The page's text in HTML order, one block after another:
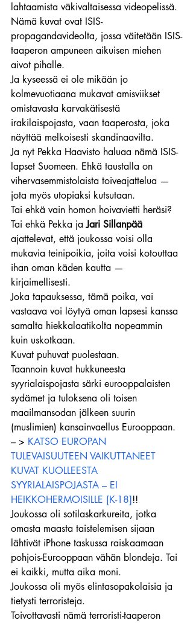
lahtaamista väkivaltaisessa videopelissä.
Nämä kuvat ovat ISIS-
propagandavideolta, jossa väitetään ISIS-
taaperon ampuneen aikuisen miehen
aivot pihalle.
Ja kyseessä ei ole mikään jo
kolmevuotiaana mukavat amisviikset
omistavasta karvakätisestä
irakilaispojasta, vaan taaperosta, joka
näyttää melkoisesti skandinaavilta.
Ja nyt Pekka Haavisto haluaa nämä ISIS-
lapset Suomeen. Ehkä taustalla on
vihervasemmistolaista toiveajattelua —
jota myös utopiaksi kutsutaan.
Tai ehkä vain homon hoivavietti heräsi?
Tai ehkä Pekka ja Jari Sillanpää
ajattelevat, että joukossa voisi olla
mukavia teinipoikia, joita voisi kotouttaa
ihan oman käden kautta —
kirjaimellisesti.
Joka tapauksessa, tämä poika, vai
vastaava voi löytyä oman lapsesi kanssa
samalta hiekkalaatikolta nopeammin
kuin uskotkaan.
Kuvat puhuvat puolestaan.
Taannoin kuvat hukkuneesta
syyrialaispojasta särki eurooppalaisten
sydämet ja tuloksena oli toisen
maailmansodan jälkeen suurin
(muslimien) kansainvaellus Eurooppaan.
– > KATSO EUROPAN
TULEVAISUUTEEN VAIKUTTANEET
KUVAT KUOLLEESTA
SYYRIALAISPOJASTA – EI
HEIKKOHERMOISILLE [K-18]!!
Joukossa oli sotilaskarkureita, jotka
omasta maasta taistelemisen sijaan
lähtivät iPhone taskussa raiskaamaan
pohjois-Eurooppaan vähän blondeja. Tai
ei kaikki, mutta aika moni.
Joukossa oli myös elintasopakolaisia ja
tietysti terroristeja.
Toivottavasti nämä terroristi-taaperon